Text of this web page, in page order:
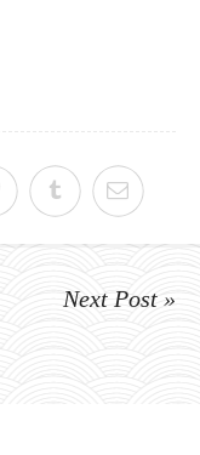
Next Post »